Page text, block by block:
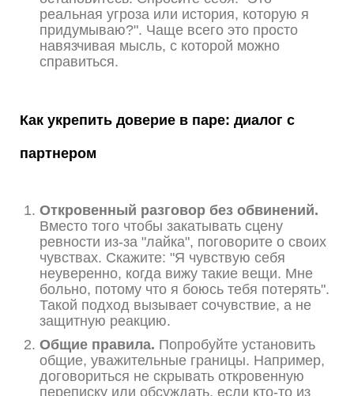
реальная угроза или история, которую я
придумываю?". Чаще всего это просто
навязчивая мысль, с которой можно
справиться.
Как укрепить доверие в паре: диалог с
партнером
Откровенный разговор без обвинений.
Вместо того чтобы закатывать сцену
ревности из-за "лайка", поговорите о своих
чувствах. Скажите: "Я чувствую себя
неуверенно, когда вижу такие вещи. Мне
больно, потому что я боюсь тебя потерять".
Такой подход вызывает сочувствие, а не
защитную реакцию.
Общие правила. Попробуйте установить
общие, уважительные границы. Например,
договориться не скрывать откровенную
переписку или обсуждать, если кто-то из